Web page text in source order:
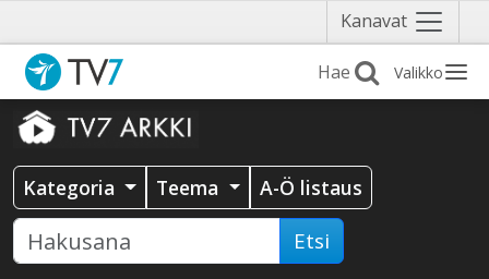
Kanavat Näytä
valikko
Valikko
Kategoria Teema A-Ö listaus
Etsi